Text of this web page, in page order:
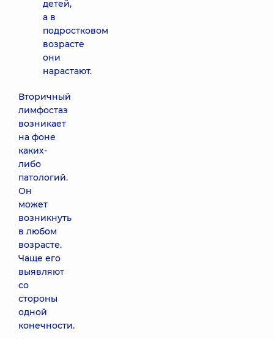
детей,
а в
подростковом
возрасте
они
нарастают.
Вторичный
лимфостаз
возникает
на фоне
каких-
либо
патологий.
Он
может
возникнуть
в любом
возрасте.
Чаще его
выявляют
со
стороны
одной
конечности.